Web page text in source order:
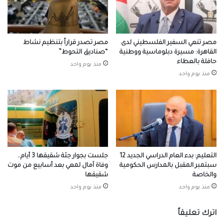
مصر تنعي السفير الفلسطيني لدى
القاهرة: مسيرة دبلوماسية ووطنية
حافلة بالعطاء
منذ يوم واحد
مصر تصدر قراراً بتنظيم نشاط
“صناديق التحوط”
منذ يوم واحد
التعليم: بدء العام الدراسي الجديد 12
سبتمبر المقبل بالمدارس الحكومية
والخاصة
منذ يوم واحد
جلست بجوار جثة شقيقها 3 أيام..
وفاة آمال لمعي بعد أسابيع من موت
شقيقها
منذ يوم واحد
اترك تعليقاً